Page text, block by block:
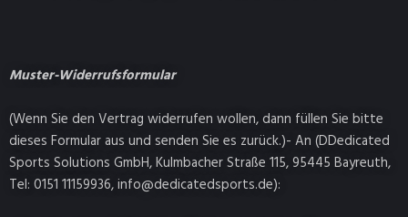
Muster-Widerrufsformular
(Wenn Sie den Vertrag widerrufen wollen, dann füllen Sie bitte
dieses Formular aus und senden Sie es zurück.)- An (DDedicated
Sports Solutions GmbH, Kulmbacher Straße 115, 95445 Bayreuth,
Tel: 0151 11159936, info@dedicatedsports.de):